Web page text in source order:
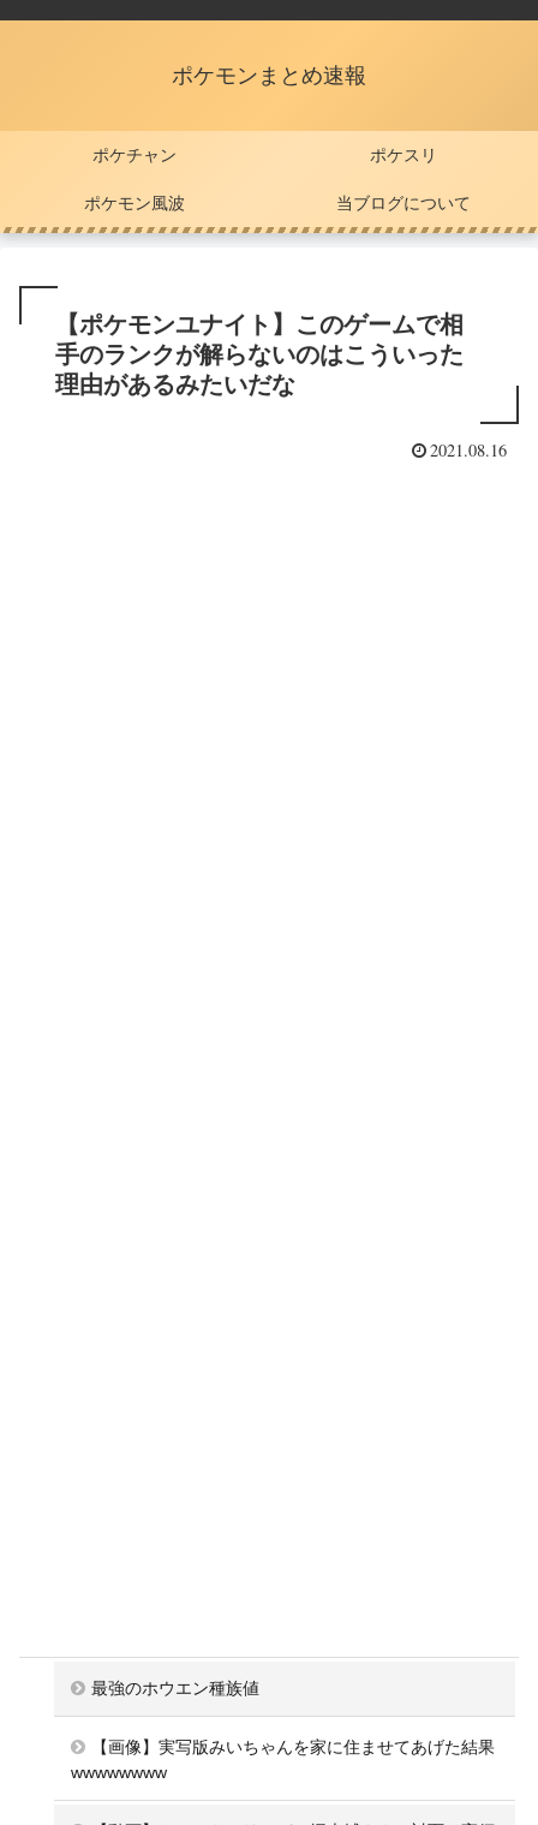
ポケモンまとめ速報
ポケチャン ポケスリ
ポケモン風波 当ブログについて
【ポケモンユナイト】このゲームで相
手のランクが解らないのはこういった
理由があるみたいだな
2021.08.16
最強のホウエン種族値
【画像】実写版みいちゃんを家に住ませてあげた結果
wwwwwwww